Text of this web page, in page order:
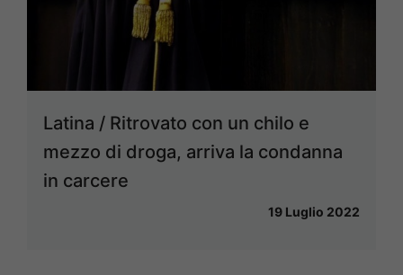
Latina / Ritrovato con un chilo e
mezzo di droga, arriva la condanna
in carcere
19 Luglio 2022